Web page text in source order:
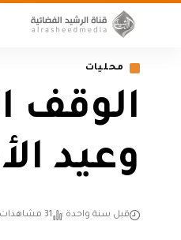
محليات
الوقف
وعيد
قبل سنة واحدة 31 مشاهدات